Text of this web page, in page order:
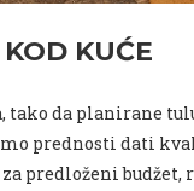
KUĆE
tako da planirane
prednosti dati
predloženi budžet,